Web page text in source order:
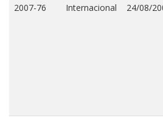
2007-76 Internacional 24/08/